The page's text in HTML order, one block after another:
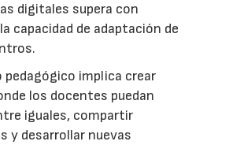
digitales supera con
capacidad de adaptación de
pedagógico implica crear
los docentes puedan
iguales, compartir
y desarrollar nuevas